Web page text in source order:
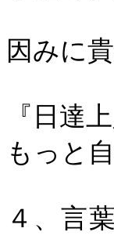
因みに
『日達
もっと
４、言